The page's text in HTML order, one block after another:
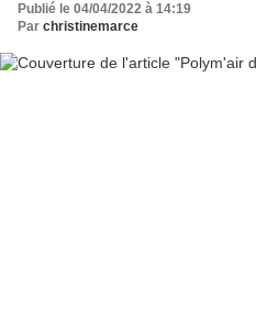
Publié le 04/04/2022 à 14:19
Par christinemarce